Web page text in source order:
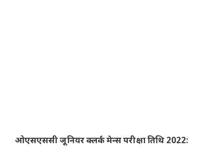
ओएसएससी जूनियर क्लर्क मेन्स परीक्षा तिथि 2022: